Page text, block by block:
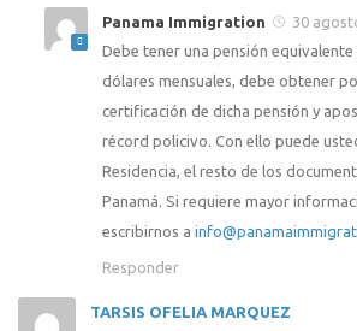
Panama Immigration
30
Debe tener una pensión
dólares mensuales, debe obtener
certificación de dicha pensión y
récord policivo. Con ello puede
Residencia, el resto de los
Panamá. Si requiere mayor
escribirnos a
Responder
TARSIS OFELIA MARQUEZ